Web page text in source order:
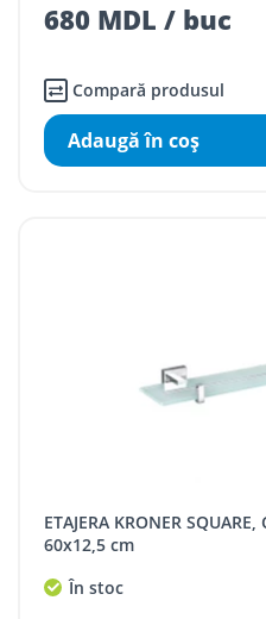
680 MDL / buc
Compară produsul
Adaugă în coş
ETAJERA KRONER SQUARE, CROM/STICLA MATA,
60x12,5 cm
În stoc